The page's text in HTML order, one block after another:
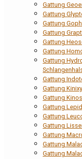
Gattung
Gattung
Gattung
Gattung
Gattung
Gattung
Gattung
Gattung
Gattung
Gattung
Gattung
Gattung
Gattung
Gattung
Gattung
Gattung